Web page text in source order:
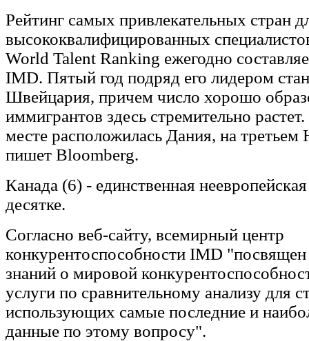
Рейтинг самых привлекательных стран
высококвалифицированных
World Talent Ranking ежегодно
IMD. Пятый год подряд его лидером
Швейцария, причем число хорошо
иммигрантов здесь стремительно
месте расположилась Дания, на третьем
пишет Bloomberg.
Канада (6) - единственная
десятке.
Согласно веб-сайту, всемирный центр
конкурентоспособности IMD
знаний о мировой
услуги по сравнительному анализу для
использующих самые последние и
данные по этому вопросу".